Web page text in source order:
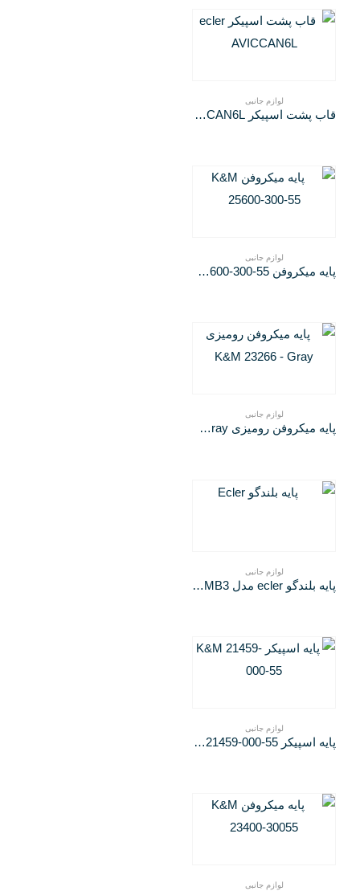
لوازم جانبی
قاب پشت اسپیکر ecler AVICCAN6L
لوازم جانبی
پایه میکروفن K&M 25600-300-55
لوازم جانبی
پایه میکروفن رومیزی K&M 23266 – Gray
لوازم جانبی
پایه بلندگو ecler مدل MP106AMB3
لوازم جانبی
پایه اسپیکر K&M 21459-000-55
لوازم جانبی